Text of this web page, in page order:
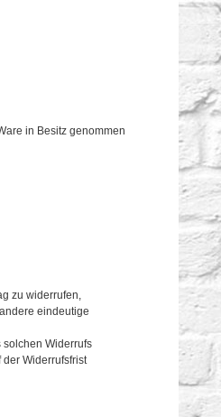
in Besitz genommen
zu widerrufen,
eindeutige
solchen Widerrufs
Widerrufsfrist